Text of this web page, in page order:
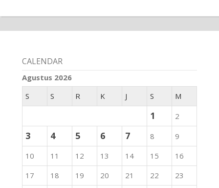
CALENDAR
Agustus 2026
S
S R K J S M
1 2
3 4 5 6 7 8
9
10
11 12 13 14 15
16
17
18 19 20 21 22
23